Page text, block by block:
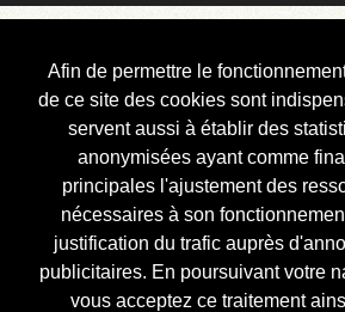
Afin de permettre le
de ce site des cookies sont
servent aussi à établir des
anonymisées ayant comme
principales l'ajustement des
nécessaires à son
justification du trafic auprès
publicitaires. En poursuivant votre
vous acceptez ce traitement
Courbis, « LE »
Blog Officiel
Bienvenue
Réalisations
Divers (et d’été)